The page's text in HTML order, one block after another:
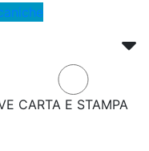
CARTA E STAMPA